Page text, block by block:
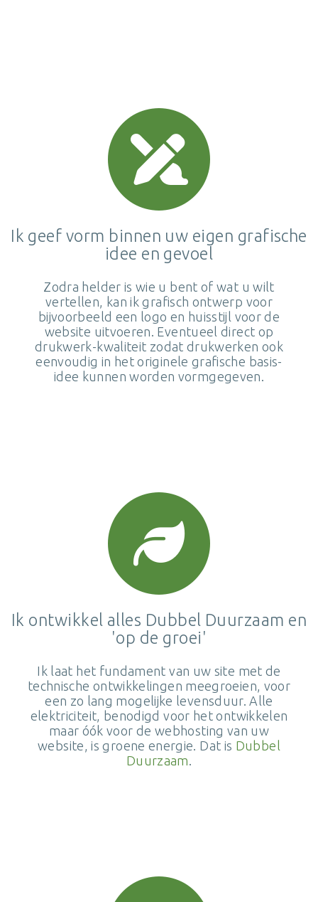
Ik geef vorm binnen uw eigen grafische
idee en gevoel
Zodra helder is wie u bent of wat u wilt
vertellen, kan ik grafisch ontwerp voor
bijvoorbeeld een logo en huisstijl voor de
website uitvoeren. Eventueel direct op
drukwerk-kwaliteit zodat drukwerken ook
eenvoudig in het originele grafische basis-
idee kunnen worden vormgegeven.
Ik ontwikkel alles Dubbel Duurzaam en
'op de groei'
Ik laat het fundament van uw site met de
technische ontwikkelingen meegroeien, voor
een zo lang mogelijke levensduur. Alle
elektriciteit, benodigd voor het ontwikkelen
maar óók voor de webhosting van uw
website, is groene energie. Dat is Dubbel
Duurzaam